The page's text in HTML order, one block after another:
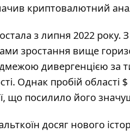
криптовалютний
з липня 2022 року.
зростання вище
дивергенцією за
Однак пробій області
що посилило його
досяг нового